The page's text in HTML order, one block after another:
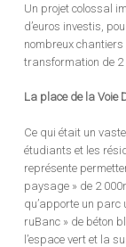
Un projet colossal
d’euros investis,
nombreux chantiers
transformation de 2
La place de la Voie
Ce qui était un
étudiants et les
représente
paysage » de 2
qu’apporte un parc
ruBanc » de béton
l’espace vert et la